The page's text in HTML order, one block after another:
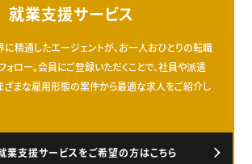
就業支援サービス
に精通したエージェントが、お一人おひとりの転職
ォロー。会員にご登録いただくことで、社員や派遣
ざまな雇用形態の案件から最適な求人をご紹介し
業支援サービスをご希望の方はこちら